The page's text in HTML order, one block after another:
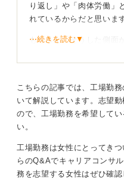
り返し」や「肉体労働」
れているからだと思いま
もちろん、そうした側面
よるでしょう。
変化を好む人にとっては
しれませんが、逆に一つ
意な人にとっては、非常
イメージで決めつける
験してみよう
⋯続きを読む▼
こちらの記事では、工場勤
いて解説しています。志望
ので、工場勤務を希望して
い。
工場勤務は女性にとってき
らのQ&Aでキャリアコンサ
務を志望する女性はぜひ確認